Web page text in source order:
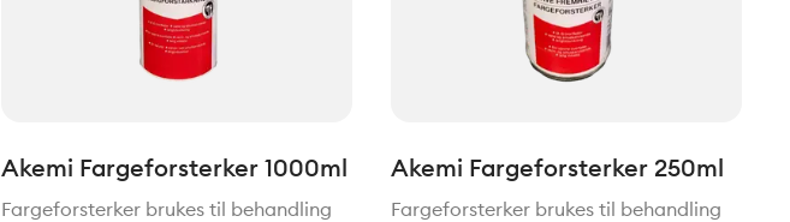
Akemi Fargeforsterker 1000ml
Fargeforsterker brukes til behandling
Akemi Fargeforsterker 250ml
Fargeforsterker brukes til behandling